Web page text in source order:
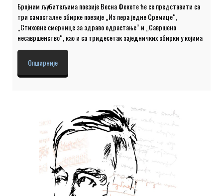
Бројним љубитељима поезије Весна Фекете ће се представити са
три самосталне збирке поезије „Из пера једне Сремице“,
„Стиховне смернице за здраво одрастање“ и „Савршено
несавршенство“, као и са тридесетак заједничких збирки у којима
се налазе и Веснине песме. Ово поетско ауторско вече Весне
Фекете, на најбољи могући начин употпуниће наступ Милоша
Николића на гитари. Учествују: ВЕСНА ФЕКЕТЕ, песникиња и
добитница бројних награда и признања за своју поезију и МИЛОШ
април 2025. године у 19.30
Опширније